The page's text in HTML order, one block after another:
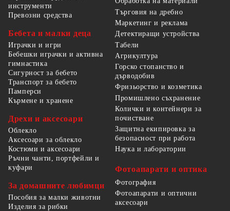
инструменти
Превозни средства
Бебета и малки деца
Играчки и игри
Бебешки играчки и активна
гимнастика
Сигурност за бебето
Транспорт за бебето
Памперси
Кърмене и хранене
Дрехи и аксесоари
Облекло
Аксесоари за облекло
Костюми и аксесоари
Ръчни чанти, портфейли и
куфари
За домашните любимци
Пособия за малки животни
Изделия за рибки
Търговия на дребно
Маркетинг и реклама
Детектиращи устройства
Табели
Агрикултура
Горско стопанство и
дърводобив
Фризьорство и козметика
Промишлено съхранение
Колички и контейнери за
почистване
Защитна екипировка за
безопасност при работа
Наука и лаборатории
Фотоапарати и оптика
Фотография
Фотоапарати и оптични
аксесоари